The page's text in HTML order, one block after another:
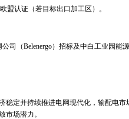
盟认证（若目标出口加工区）。
司（Belenergo）招标及中白工业园能
稳定并持续推进电网现代化，输配电市
市场潜力。